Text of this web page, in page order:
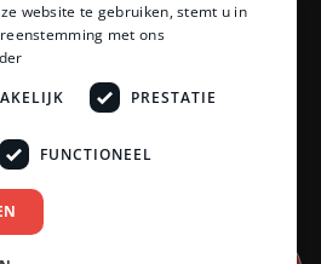
DUTCH
website te gebruiken, stemt u in
met ons
PRESTATIE
FUNCTIONEEL